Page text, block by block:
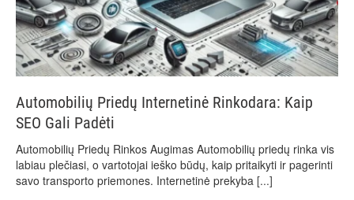
Automobilių Priedų Internetinė Rinkodara: Kaip
SEO Gali Padėti
Automobilių Priedų Rinkos Augimas Automobilių priedų rinka vis
labiau plečiasi, o vartotojai ieško būdų, kaip pritaikyti ir pagerinti
savo transporto priemones. Internetinė prekyba [...]